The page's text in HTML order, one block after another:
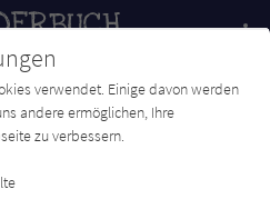
Charts Newsletter
verwendet. Einige davon werden
andere ermöglichen, Ihre
zu verbessern.